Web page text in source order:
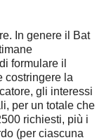
In genere il Bat
formulare il
costringere la
gli interessi
per un totale che
richiesti, più i
(per ciascuna